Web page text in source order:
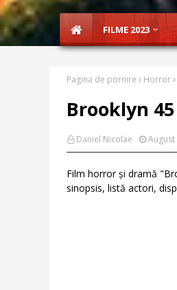
FILME 2023
Pagina de pornire Horror
Brooklyn
Daniel Nicolae August
Film horror și dramă
sinopsis, listă actori,